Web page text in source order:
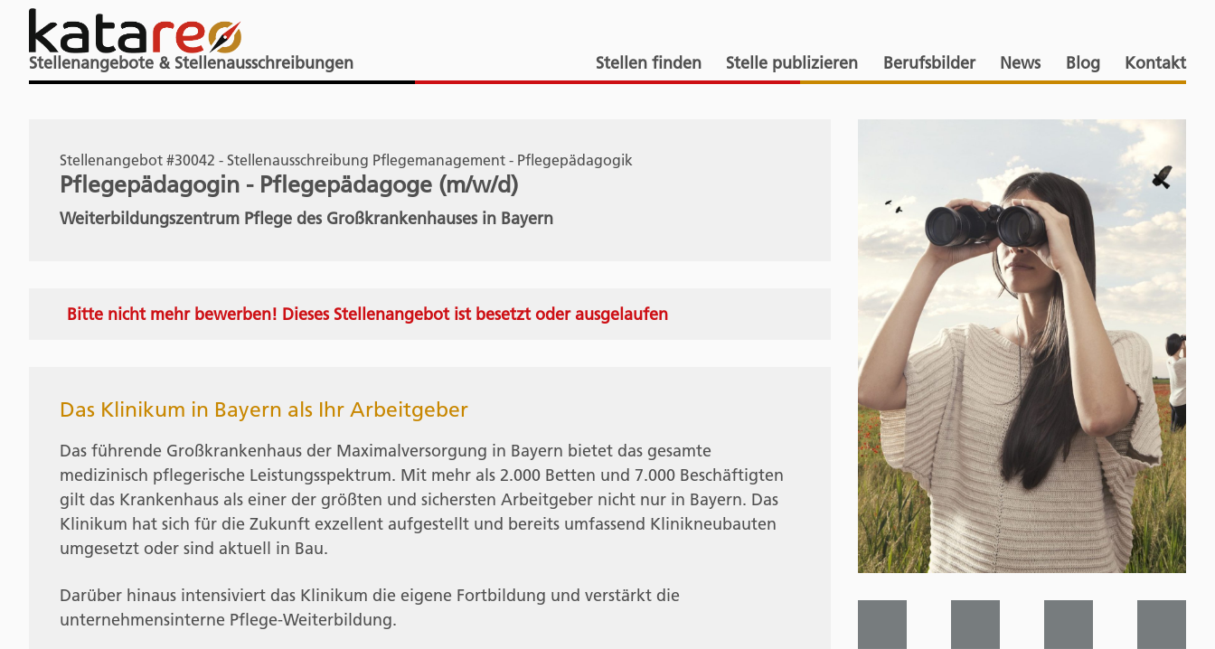
Stellenangebote & Stellenausschreibungen Stellen finden Stelle publizieren Berufsbilder News Blog Kontakt
Stellenangebot #30042 - Stellenausschreibung Pflegemanagement - Pflegepädagogik
Pflegepädagogin - Pflegepädagoge (m/w/d)
Weiterbildungszentrum Pflege des Großkrankenhauses in Bayern
Bitte nicht mehr bewerben! Dieses Stellenangebot ist besetzt oder ausgelaufen
Das Klinikum in Bayern als Ihr Arbeitgeber
Das führende Großkrankenhaus der Maximalversorgung in Bayern bietet das gesamte
medizinisch pflegerische Leistungsspektrum. Mit mehr als 2.000 Betten und 7.000 Beschäftigten
gilt das Krankenhaus als einer der größten und sichersten Arbeitgeber nicht nur in Bayern. Das
Klinikum hat sich für die Zukunft exzellent aufgestellt und bereits umfassend Klinikneubauten
umgesetzt oder sind aktuell in Bau.
Darüber hinaus intensiviert das Klinikum die eigene Fortbildung und verstärkt die
unternehmensinterne Pflege-Weiterbildung.